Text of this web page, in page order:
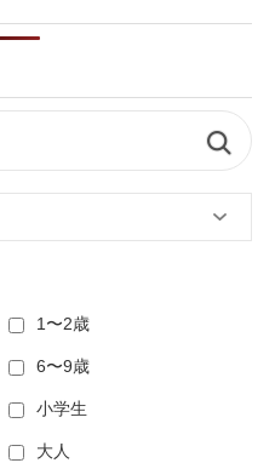
1〜2歳
6〜9歳
小学生
大人